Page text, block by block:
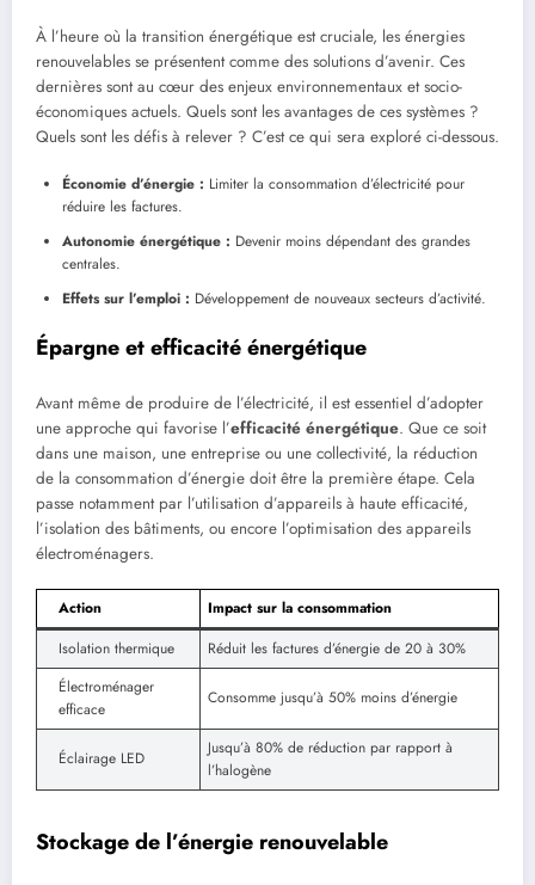
À l’heure où la transition énergétique est cruciale, les énergies
renouvelables se présentent comme des solutions d’avenir. Ces
dernières sont au cœur des enjeux environnementaux et socio-
économiques actuels. Quels sont les avantages de ces systèmes ?
Quels sont les défis à relever ? C’est ce qui sera exploré ci-dessous.
Économie d’énergie : Limiter la consommation d’électricité pour
réduire les factures.
Autonomie énergétique : Devenir moins dépendant des grandes
centrales.
Effets sur l’emploi : Développement de nouveaux secteurs d’activité.
Épargne et efficacité énergétique
Avant même de produire de l’électricité, il est essentiel d’adopter
une approche qui favorise l’efficacité énergétique. Que ce soit
dans une maison, une entreprise ou une collectivité, la réduction
de la consommation d’énergie doit être la première étape. Cela
passe notamment par l’utilisation d’appareils à haute efficacité,
l’isolation des bâtiments, ou encore l’optimisation des appareils
électroménagers.
Action
Impact sur la consommation
Isolation thermique
Réduit les factures d’énergie de 20 à 30%
Électroménager
efficace
Consomme jusqu’à 50% moins d’énergie
Éclairage LED
Jusqu’à 80% de réduction par rapport à
l’halogène
Stockage de l’énergie renouvelable